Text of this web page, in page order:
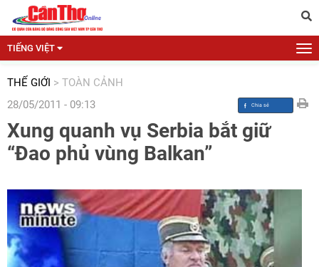
TIẾNG VIỆT
THẾ GIỚI > TOÀN CẢNH
28/05/2011 - 09:13
Xung quanh vụ Serbia bắt giữ
“Đao phủ vùng Balkan”